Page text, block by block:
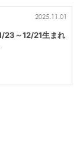
2025.11.01
23～12/21生まれ